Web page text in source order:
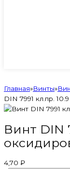
Главная»Винты»
DIN 7991 кл.пр.
Винт DIN
4,70 ₽